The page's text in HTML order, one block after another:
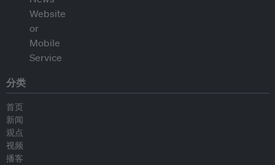
分类
首页
新闻
观点
视频
播客